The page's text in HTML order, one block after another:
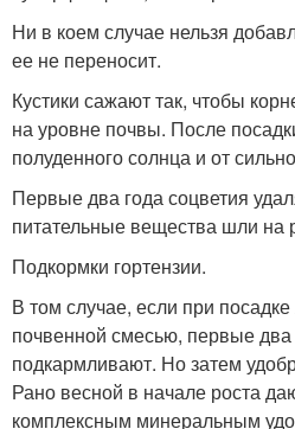
Ни в коем случае нельзя
ее не переносит.
Кустики сажают так, чтобы
на уровне почвы. После
полуденного солнца и от
Первые два года соцветия
питательные вещества шли на
Подкормки гортензии.
В том случае, если при
почвенной смесью, первые два
подкармливают. Но затем
Рано весной в начале роста
комплексным минеральным